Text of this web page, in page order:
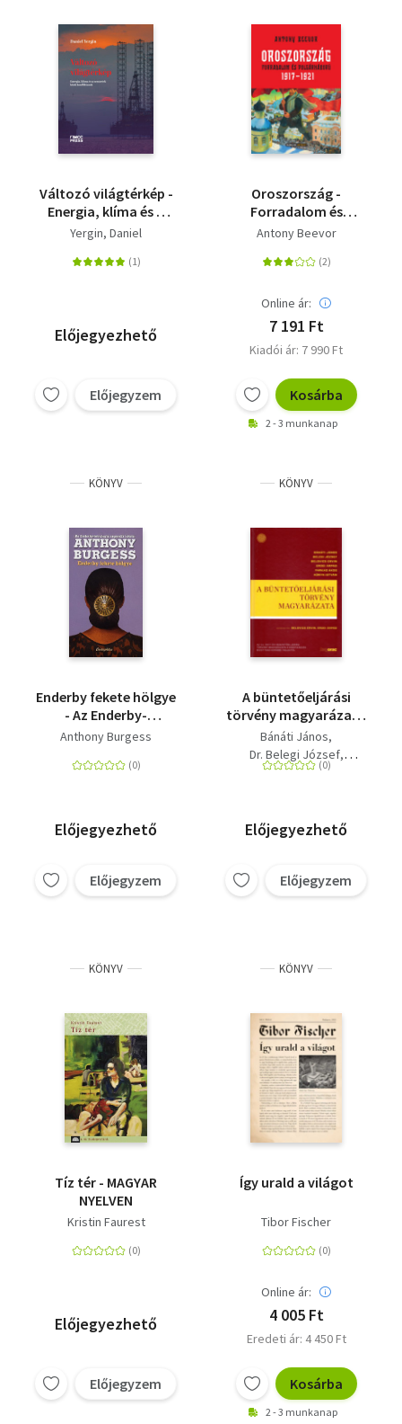
Változó világtérkép -
Energia, klíma és a
nemzetek közti
Yergin, Daniel
Előjegyezhető
Előjegyzem
Oroszország -
Forradalom és
polgárháború, 1917-
Antony Beevor
Online ár:
7 191 Ft
Kiadói ár: 7 990 Ft
Kosárba
2 - 3 munkanap
KÖNYV
Enderby fekete hölgye
- Az Enderby-
tetralógia negyedik
Anthony Burgess
Előjegyezhető
Előjegyzem
KÖNYV
A büntetőeljárási
törvény magyarázata
- Az új, 2017. évi
büntetőeljárási
törvény magyarázata
tagjaitól
Bánáti János
Dr. Belegi József
Dr. Belovics Ervin
Előjegyezhető
Előjegyzem
KÖNYV
Tíz tér - MAGYAR
NYELVEN
Kristin Faurest
Előjegyezhető
Előjegyzem
KÖNYV
Így urald a világot
Tibor Fischer
Online ár:
4 005 Ft
Eredeti ár: 4 450 Ft
Kosárba
2 - 3 munkanap